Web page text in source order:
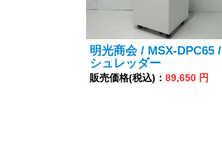
明光商会 / MSX-DPC65 /
シュレッダー
販売価格(税込)： 89,650 円